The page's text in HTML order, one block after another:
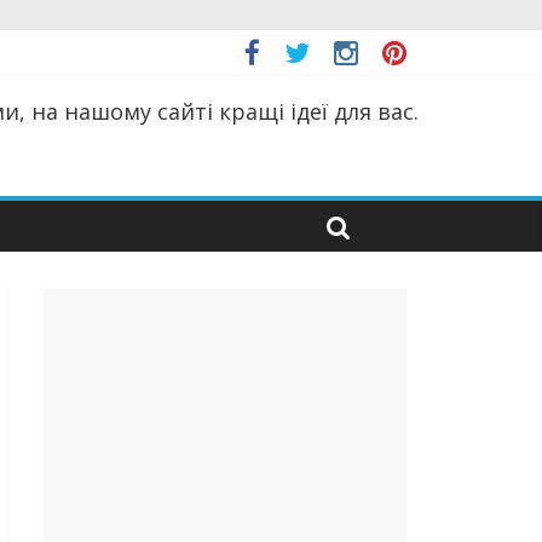
на нашому сайті кращі ідеї для вас.